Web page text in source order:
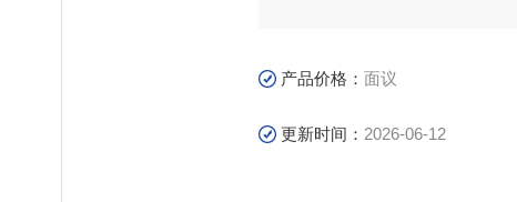
产品价格：面议
更新时间： 2026-06-12